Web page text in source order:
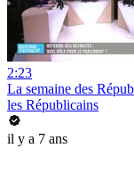
2:23
La semaine des
les Républicains
il y a 7 ans